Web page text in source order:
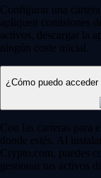
Configurar una
apliquen comisiones
activos, descargar la
ningún coste inicial.
¿Cómo puedo
Con las carteras para
donde estés. Al
Crypto.com, puedes
gestionar tus activos